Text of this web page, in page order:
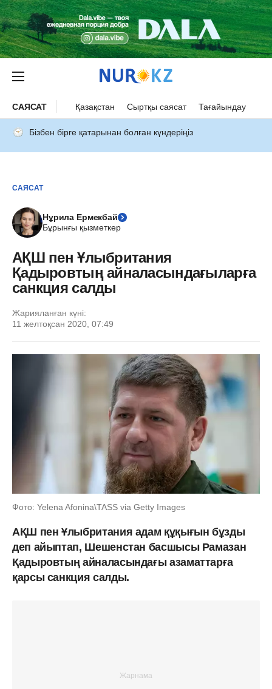
САЯСАТ Қазақстан Сыртқы саясат Тағайындау
Бізбен бірге қатарынан болған күндеріңіз
САЯСАТ
Нұрила Ермекбай
Бұрынғы қызметкер
АҚШ пен Ұлыбритания
Қадыровтың айналасындағыларға
санкция салды
Жарияланған күні:
11 желтоқсан 2020, 07:49
Фото: Yelena Afonina\TASS via Getty Images
АҚШ пен Ұлыбритания адам құқығын бұзды
деп айыптап, Шешенстан басшысы Рамазан
Қадыровтың айналасындағы азаматтарға
қарсы санкция салды.